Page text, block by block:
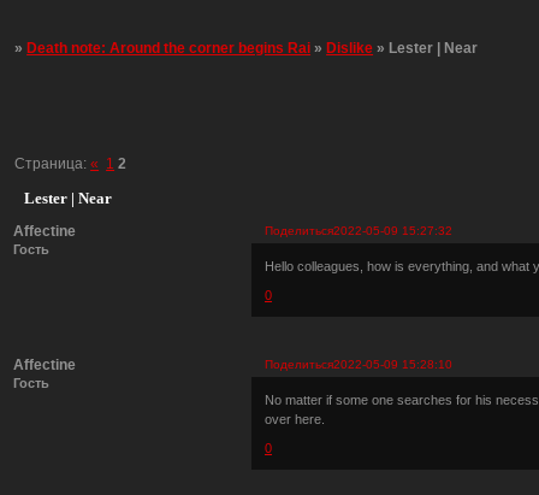
»Death note: Around the corner begins Rai »Dislike » Lester | Near
Lester | Near
Страница:« 1 2
Поделиться2022-05-09 15:27:32
Affectine
Гость
Hello colleagues, how is everything, and
0
Поделиться2022-05-09 15:28:10
Affectine
Гость
No matter if some one searches for his
over here.
0